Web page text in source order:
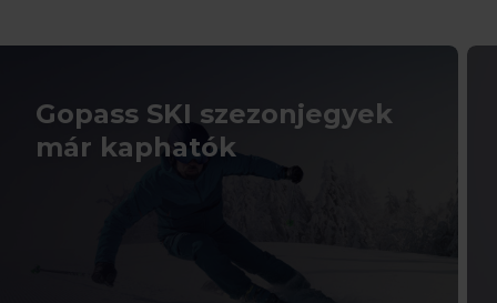
Gopass SKI szezonjegyek
már kaphatók